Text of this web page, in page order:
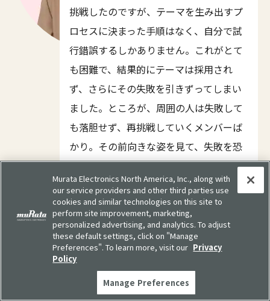
挑戦したのですが、テーマを生み出すプ
ロセスに決まった手順はなく、自分で試
行錯誤するしかありません。これがとて
も困難で、結果的にテーマは採用され
ず、さらにその失敗を引きずってしまい
ました。ところが、周囲の人は失敗して
も落胆せず、再挑戦していくメンバーば
かり。その前向きな姿を見て、失敗を恐
れるよりもどんどん行動していく方が大
切だというマインドを学び、自分の成長
につながりました。
今井田さん
新規事業開発部では、若手のうちからテ
Murata Electronics North America, Inc., along with
our service providers and other third parties use
cookies and similar technologies on this site to
perform site improvement, marketing,
personalized advertising, and analytics. To adjust
these default settings, click on "Manage
Preferences". To learn more, visit our Privacy
Policy
Manage Preferences